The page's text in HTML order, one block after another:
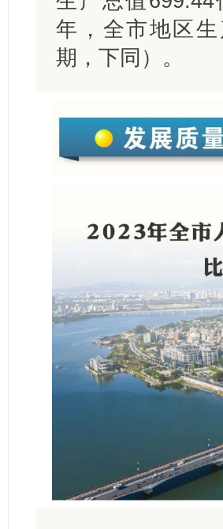
年，全市地区
期，下同）。